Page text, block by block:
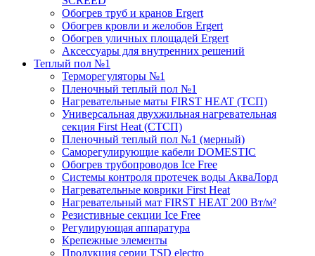
Обогрев труб и кранов Ergert
Обогрев кровли и желобов Ergert
Обогрев уличных площадей Ergert
Аксессуары для внутренних решений
Теплый пол №1
Терморегуляторы №1
Пленочный теплый пол №1
Нагревательные маты FIRST HEAT (ТСП)
Универсальная двухжильная нагревательная
секция First Heat (СТСП)
Пленочный теплый пол №1 (мерный)
Саморегулирующие кабели DOMESTIC
Обогрев трубопроводов Ice Free
Системы контроля протечек воды АкваЛорд
Нагревательные коврики First Heat
Нагревательный мат FIRST HEAT 200 Вт/м²
Резистивные секции Ice Free
Регулирующая аппаратура
Крепежные элементы
Продукция серии TSD electro